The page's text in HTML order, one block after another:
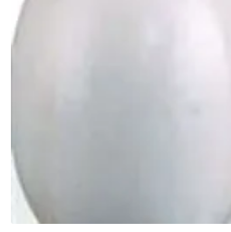
Råmaterialer
Bøker